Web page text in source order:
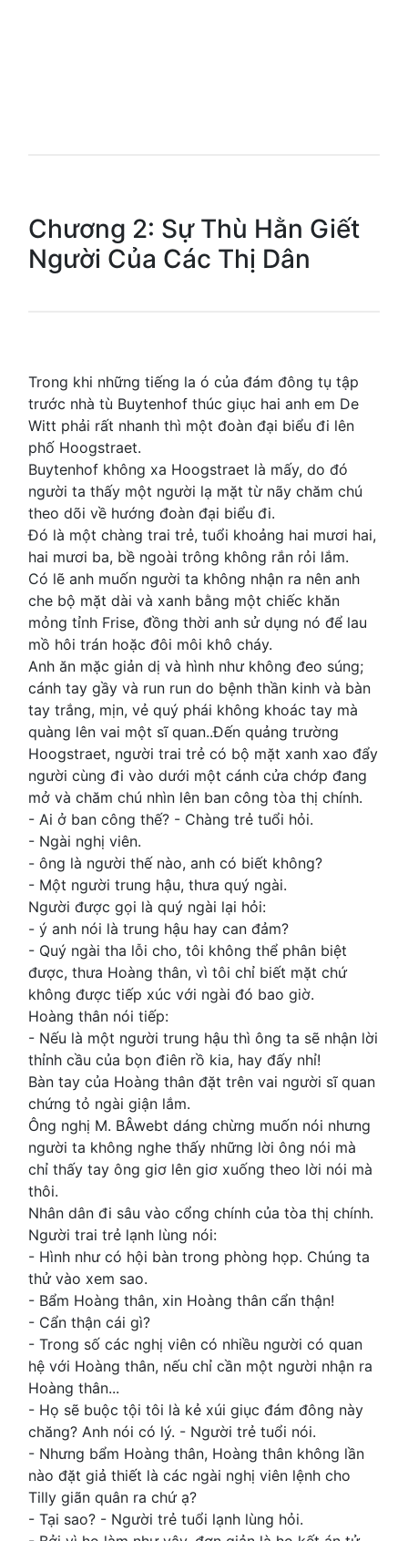
Chương 2: Sự Thù Hằn Giết
Người Của Các Thị Dân
Trong khi những tiếng la ó của đám đông tụ tập
trước nhà tù Buytenhof thúc giục hai anh em De
Witt phải rất nhanh thì một đoàn đại biểu đi lên
phố Hoogstraet.
Buytenhof không xa Hoogstraet là mấy, do đó
người ta thấy một người lạ mặt từ nãy chăm chú
theo dõi về hướng đoàn đại biểu đi.
Đó là một chàng trai trẻ, tuổi khoảng hai mươi hai,
hai mươi ba, bề ngoài trông không rắn rỏi lắm.
Có lẽ anh muốn người ta không nhận ra nên anh
che bộ mặt dài và xanh bằng một chiếc khăn
mỏng tỉnh Frise, đồng thời anh sử dụng nó để lau
mồ hôi trán hoặc đôi môi khô cháy.
Anh ăn mặc giản dị và hình như không đeo súng;
cánh tay gầy và run run do bệnh thần kinh và bàn
tay trắng, mịn, vẻ quý phái không khoác tay mà
quàng lên vai một sĩ quan..Đến quảng trường
Hoogstraet, người trai trẻ có bộ mặt xanh xao đẩy
người cùng đi vào dưới một cánh cửa chớp đang
mở và chăm chú nhìn lên ban công tòa thị chính.
- Ai ở ban công thế? - Chàng trẻ tuổi hỏi.
- Ngài nghị viên.
- ông là người thế nào, anh có biết không?
- Một người trung hậu, thưa quý ngài.
Người được gọi là quý ngài lại hỏi:
- ý anh nói là trung hậu hay can đảm?
- Quý ngài tha lỗi cho, tôi không thể phân biệt
được, thưa Hoàng thân, vì tôi chỉ biết mặt chứ
không được tiếp xúc với ngài đó bao giờ.
Hoàng thân nói tiếp:
- Nếu là một người trung hậu thì ông ta sẽ nhận lời
thỉnh cầu của bọn điên rồ kia, hay đấy nhỉ!
Bàn tay của Hoàng thân đặt trên vai người sĩ quan
chứng tỏ ngài giận lắm.
Ông nghị M. BÂwebt dáng chừng muốn nói nhưng
người ta không nghe thấy những lời ông nói mà
chỉ thấy tay ông giơ lên giơ xuống theo lời nói mà
thôi.
Nhân dân đi sâu vào cổng chính của tòa thị chính.
Người trai trẻ lạnh lùng nói:
- Hình như có hội bàn trong phòng họp. Chúng ta
thử vào xem sao.
- Bẩm Hoàng thân, xin Hoàng thân cẩn thận!
- Cẩn thận cái gì?
- Trong số các nghị viên có nhiều người có quan
hệ với Hoàng thân, nếu chỉ cần một người nhận ra
Hoàng thân...
- Họ sẽ buộc tội tôi là kẻ xúi giục đám đông này
chăng? Anh nói có lý. - Người trẻ tuổi nói.
- Nhưng bẩm Hoàng thân, Hoàng thân không lần
nào đặt giả thiết là các ngài nghị viên lệnh cho
Tilly giãn quân ra chứ ạ?
- Tại sao? - Người trẻ tuổi lạnh lùng hỏi.